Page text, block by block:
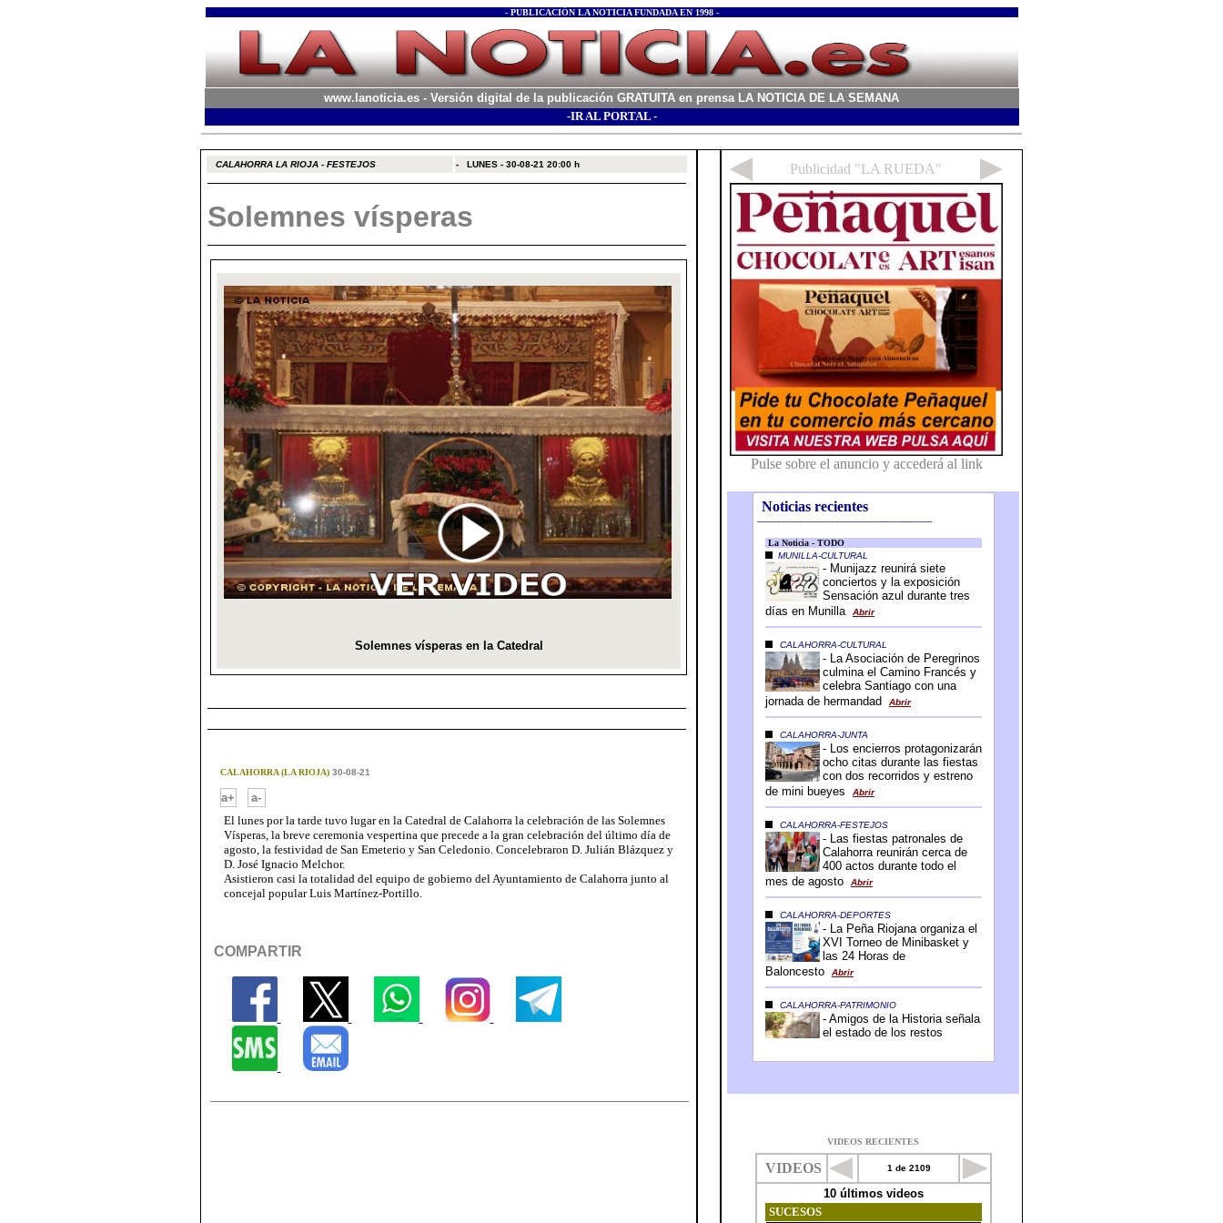
- PUBLICACIÓN LA NOTICIA FUNDADA EN 1998 -
www.lanoticia.es - Versión digital de la publicación GRATUITA en prensa LA NOTICIA DE LA SEMANA
-IR AL PORTAL -
CALAHORRA LA RIOJA - FESTEJOS - LUNES - 30-08-21 20:00 h
Solemnes vísperas
CALAHORRA (LA RIOJA)30-08-21
a+
a-
El lunes por la tarde tuvo lugar en la Catedral de Calahorra la celebración de las Solemnes
Vísperas, la breve ceremonia vespertina que precede a la gran celebración del último día de
agosto, la festividad de San Emeterio y San Celedonio. Concelebraron D. Julián Blázquez y
D. José Ignacio Melchor.
Asistieron casi la totalidad del equipo de gobierno del Ayuntamiento de Calahorra junto al
concejal popular Luis Martínez-Portillo.
COMPARTIR
Noticias recientes
-----------------------------------------------------------------
VIDEOS RECIENTES